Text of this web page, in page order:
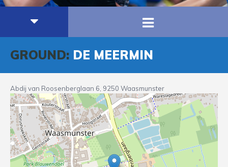
GROUND: DE MEERMIN
Abdij van Roosenberglaan 6, 9250 Waasmunster